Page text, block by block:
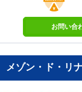
お問い合
メゾン・ド・リ